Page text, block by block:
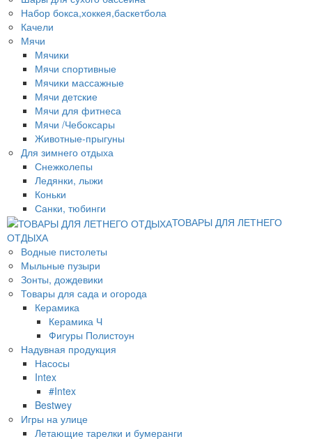
Набор бокса,хоккея,баскетбола
Качели
Мячи
Мячики
Мячи спортивные
Мячики массажные
Мячи детские
Мячи для фитнеса
Мячи /Чебоксары
Животные-прыгуны
Для зимнего отдыха
Снежколепы
Ледянки, лыжи
Коньки
Санки, тюбинги
ТОВАРЫ ДЛЯ ЛЕТНЕГО
ОТДЫХА
Водные пистолеты
Мыльные пузыри
Зонты, дождевики
Товары для сада и огорода
Керамика
Керамика Ч
Фигуры Полистоун
Надувная продукция
Насосы
Intex
#Intex
Bestwey
Игры на улице
Летающие тарелки и бумеранги